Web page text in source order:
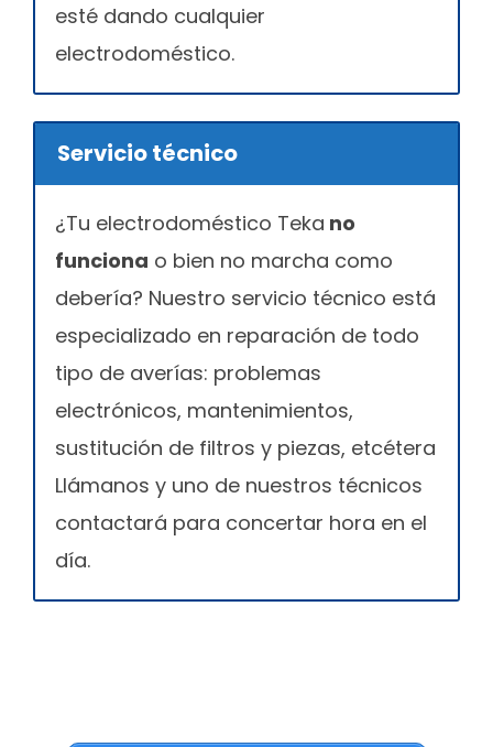
esté dando cualquier
electrodoméstico.
Servicio técnico
¿Tu electrodoméstico Teka no
funciona o bien no marcha como
debería? Nuestro servicio técnico está
especializado en reparación de todo
tipo de averías: problemas
electrónicos, mantenimientos,
sustitución de filtros y piezas, etcétera
Llámanos y uno de nuestros técnicos
contactará para concertar hora en el
día.